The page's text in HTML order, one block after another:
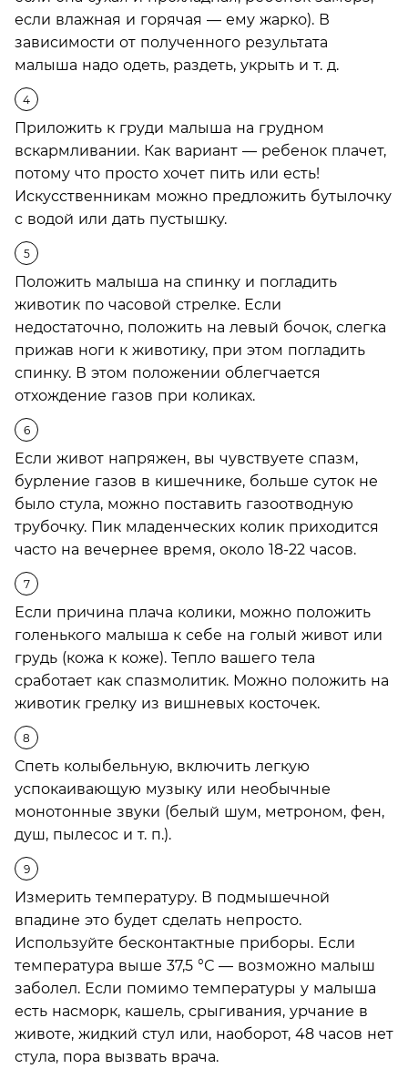
если влажная и горячая — ему жарко). В
зависимости от полученного результата
малыша надо одеть, раздеть, укрыть и т. д.
Приложить к груди малыша на грудном
вскармливании. Как вариант — ребенок плачет,
потому что просто хочет пить или есть!
Искусственникам можно предложить бутылочку
с водой или дать пустышку.
Положить малыша на спинку и погладить
животик по часовой стрелке. Если
недостаточно, положить на левый бочок, слегка
прижав ноги к животику, при этом погладить
спинку. В этом положении облегчается
отхождение газов при коликах.
Если живот напряжен, вы чувствуете спазм,
бурление газов в кишечнике, больше суток не
было стула, можно поставить газоотводную
трубочку. Пик младенческих колик приходится
часто на вечернее время, около 18-22 часов.
Если причина плача колики, можно положить
голенького малыша к себе на голый живот или
грудь (кожа к коже). Тепло вашего тела
сработает как спазмолитик. Можно положить на
животик грелку из вишневых косточек.
Спеть колыбельную, включить легкую
успокаивающую музыку или необычные
монотонные звуки (белый шум, метроном, фен,
душ, пылесос и т. п.).
Измерить температуру. В подмышечной
впадине это будет сделать непросто.
Используйте бесконтактные приборы. Если
температура выше 37,5 °С — возможно малыш
заболел. Если помимо температуры у малыша
есть насморк, кашель, срыгивания, урчание в
животе, жидкий стул или, наоборот, 48 часов нет
стула, пора вызвать врача.